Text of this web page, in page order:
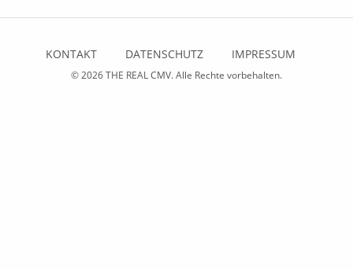
KONTAKT DATENSCHUTZ IMPRESSUM
© 2026THE REAL CMV. Alle Rechte vorbehalten.